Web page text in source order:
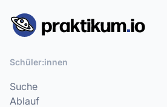
Schüler:innen
Suche
Ablauf